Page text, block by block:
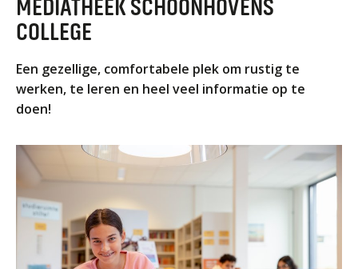
ORGANISATIE
Locaties
Missie en visie
Organisatie
Klachten en integriteit
GROEP 8
Kennismaking / Open dagen
Schoolgids
Begeleiding
Profielen vmbo
COLLEGE
Een gezellige, comfortabele plek om rustig te
werken, te leren en heel veel informatie op te
doen!